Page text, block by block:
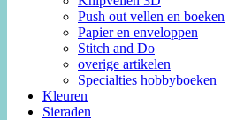
Push out vellen en boeken
Papier en enveloppen
Stitch and Do
overige artikelen
Specialties hobbyboeken
Kleuren
Sieraden